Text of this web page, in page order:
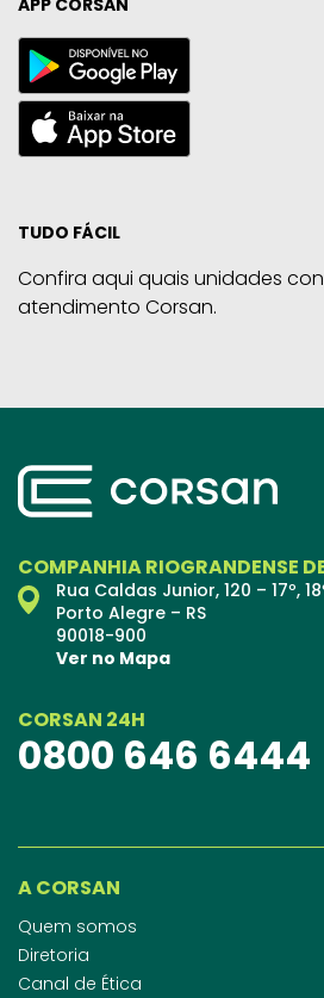
TUDO FÁCIL
Confira aqui quais unidades
atendimento Corsan.
COMPANHIA RIOGRANDENSE
Rua Caldas Junior, 120 – 17º,
Porto Alegre – RS
90018-900
Ver no Mapa
CORSAN 24H
0800 646 6444
A CORSAN
Quem somos
Diretoria
Canal de Ética